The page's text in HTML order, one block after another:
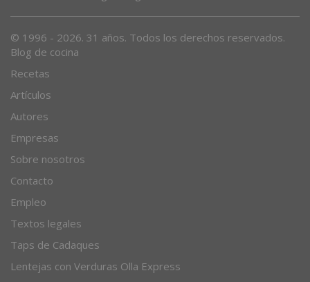
Blog de cocina
Recetas
Artículos
Autores
Empresas
Sobre nosotros
Contacto
Empleo
Textos legales
Taps de Cadaques